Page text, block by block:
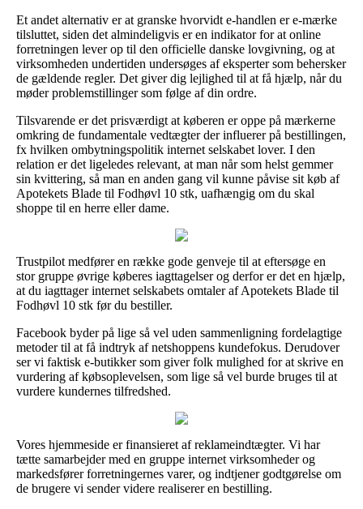
Et andet alternativ er at granske hvorvidt e-handlen er e-mærke
tilsluttet, siden det almindeligvis er en indikator for at online
forretningen lever op til den officielle danske lovgivning, og at
virksomheden undertiden undersøges af eksperter som behersker
de gældende regler. Det giver dig lejlighed til at få hjælp, når du
møder problemstillinger som følge af din ordre.
Tilsvarende er det prisværdigt at køberen er oppe på mærkerne
omkring de fundamentale vedtægter der influerer på bestillingen,
fx hvilken ombytningspolitik internet selskabet lover. I den
relation er det ligeledes relevant, at man når som helst gemmer
sin kvittering, så man en anden gang vil kunne påvise sit køb af
Apotekets Blade til Fodhøvl 10 stk, uafhængig om du skal
shoppe til en herre eller dame.
Trustpilot medfører en række gode genveje til at eftersøge en
stor gruppe øvrige køberes iagttagelser og derfor er det en hjælp,
at du iagttager internet selskabets omtaler af Apotekets Blade til
Fodhøvl 10 stk før du bestiller.
Facebook byder på lige så vel uden sammenligning fordelagtige
metoder til at få indtryk af netshoppens kundefokus. Derudover
ser vi faktisk e-butikker som giver folk mulighed for at skrive en
vurdering af købsoplevelsen, som lige så vel burde bruges til at
vurdere kundernes tilfredshed.
Vores hjemmeside er finansieret af reklameindtægter. Vi har
tætte samarbejder med en gruppe internet virksomheder og
markedsfører forretningernes varer, og indtjener godtgørelse om
de brugere vi sender videre realiserer en bestilling.